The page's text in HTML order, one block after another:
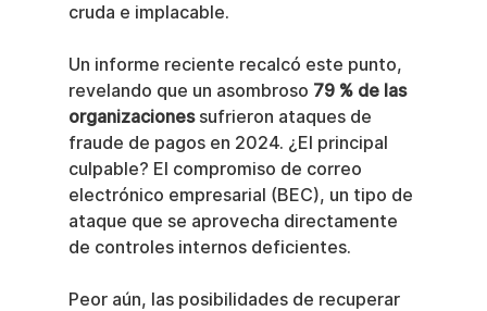
cruda e implacable.
Un informe reciente recalcó este punto,
revelando que un asombroso 79 % de las
organizaciones sufrieron ataques de
fraude de pagos en 2024. ¿El principal
culpable? El compromiso de correo
electrónico empresarial (BEC), un tipo de
ataque que se aprovecha directamente
de controles internos deficientes.
Peor aún, las posibilidades de recuperar